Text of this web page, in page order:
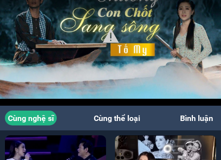
Cùng nghệ sĩ Cùng thể loại Bình luận